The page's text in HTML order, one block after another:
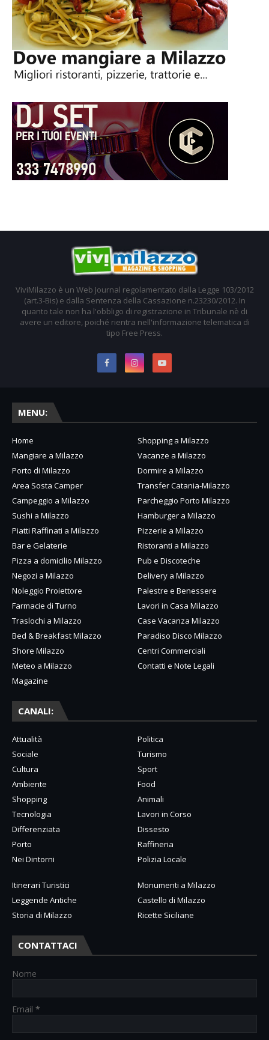
ViviMilazzo è un Web Journal regolamentato dalla Legge 103/2012
(art.3-Bis) e dalla Sentenza della Cassazione n.23230/2012. In
quanto tale non ha l'obbligo di registrazione in Tribunale nè di
avere un editore, poiché rientra nell'informazione telematica di
tipo Free Press.
MENU:
Home
Shopping a Milazzo
Mangiare a Milazzo
Vacanze a Milazzo
Porto di Milazzo
Dormire a Milazzo
Area Sosta Camper
Transfer Catania-Milazzo
Campeggio a Milazzo
Parcheggio Porto Milazzo
Sushi a Milazzo
Hamburger a Milazzo
Piatti Raffinati a Milazzo
Pizzerie a Milazzo
Bar e Gelaterie
Ristoranti a Milazzo
Pizza a domicilio Milazzo
Pub e Discoteche
Negozi a Milazzo
Delivery a Milazzo
Noleggio Proiettore
Palestre e Benessere
Farmacie di Turno
Lavori in Casa Milazzo
Traslochi a Milazzo
Case Vacanza Milazzo
Bed & Breakfast Milazzo
Paradiso Disco Milazzo
Shore Milazzo
Centri Commerciali
Meteo a Milazzo
Contatti e Note Legali
Magazine
CANALI:
Attualità
Politica
Sociale
Turismo
Cultura
Sport
Ambiente
Food
Shopping
Animali
Tecnologia
Lavori in Corso
Differenziata
Dissesto
Porto
Raffineria
Nei Dintorni
Polizia Locale
Itinerari Turistici
Monumenti a Milazzo
Leggende Antiche
Castello di Milazzo
Storia di Milazzo
Ricette Siciliane
CONTATTACI
Nome
Email *